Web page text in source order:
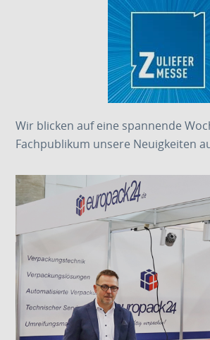
Wir blicken auf eine spannende
Fachpublikum unsere Neuigkeiten